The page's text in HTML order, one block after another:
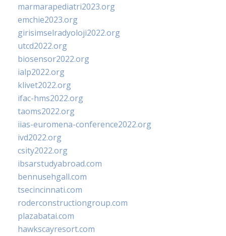
marmarapediatri2023.org
emchie2023.org
girisimselradyoloji2022.org
utcd2022.org
biosensor2022.org
ialp2022.org
klivet2022.org
ifac-hms2022.org
taoms2022.org
iias-euromena-conference2022.org
ivd2022.org
csity2022.org
ibsarstudyabroad.com
bennusehgall.com
tsecincinnati.com
roderconstructiongroup.com
plazabatai.com
hawkscayresort.com